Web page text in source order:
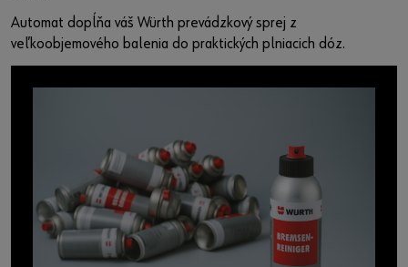
Automat dopĺňa váš Würth prevádzkový sprej z
veľkoobjemového balenia do praktických plniacich dóz.